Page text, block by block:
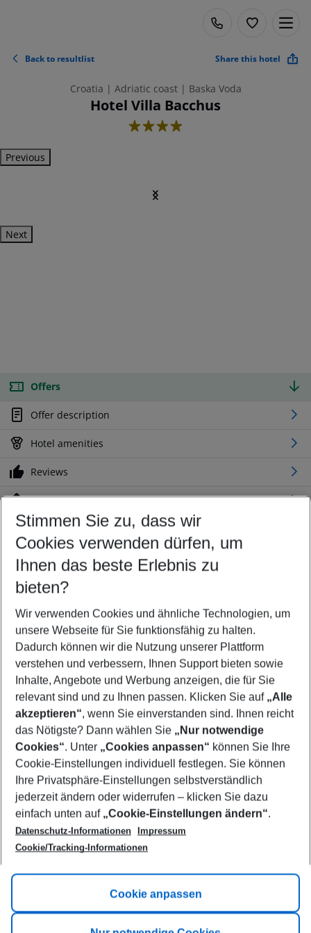
Back to resultlist Share this hotel
Croatia | Adriatic coast | Baska Voda
Hotel Villa Bacchus
4
Previous
Next
Offers
Offer description
Hotel amenities
Reviews
Location
Customize your offer
Find the perfect deal which suits your best
Your departure airport
Any airport
Select your date range
08/08/26–06/08/27 5-8 nights
Who will travel
2 adults No children
Show more filter
Footer
Footer navigation
Title A
Link A
Stimmen Sie zu, dass wir
Cookies verwenden dürfen, um
Ihnen das beste Erlebnis zu
bieten?
Wir verwenden Cookies und ähnliche Technologien, um
unsere Webseite für Sie funktionsfähig zu halten.
Dadurch können wir die Nutzung unserer Plattform
verstehen und verbessern, Ihnen Support bieten sowie
Inhalte, Angebote und Werbung anzeigen, die für Sie
relevant sind und zu Ihnen passen. Klicken Sie auf „Alle
akzeptieren“, wenn Sie einverstanden sind. Ihnen reicht
das Nötigste? Dann wählen Sie „Nur notwendige
Cookies“. Unter „Cookies anpassen“ können Sie Ihre
Cookie-Einstellungen individuell festlegen. Sie können
Ihre Privatsphäre-Einstellungen selbstverständlich
jederzeit ändern oder widerrufen – klicken Sie dazu
einfach unten auf „Cookie-Einstellungen ändern“.
Datenschutz-Informationen
Impressum
Cookie/Tracking-Informationen
Cookie anpassen